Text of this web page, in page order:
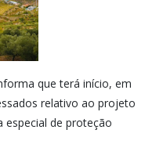
que terá início, em
relativo ao projeto
especial de proteção